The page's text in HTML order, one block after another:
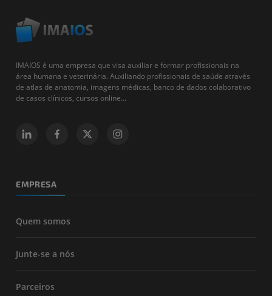
IMAIOS é uma empresa que visa auxiliar e formar profissionais na
área humana e veterinária. Auxiliando profissionais de saúde através
de atlas de anatomia, imagens médicas, banco de dados colaborativo
de casos clínicos, cursos online...
EMPRESA
Quem somos
Junte-se a nós
Parceiros